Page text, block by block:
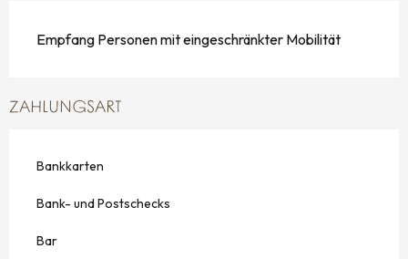
Empfang Personen mit eingeschränkter Mobilität
ZAHLUNGSART
Bankkarten
Bank- und Postschecks
Bar